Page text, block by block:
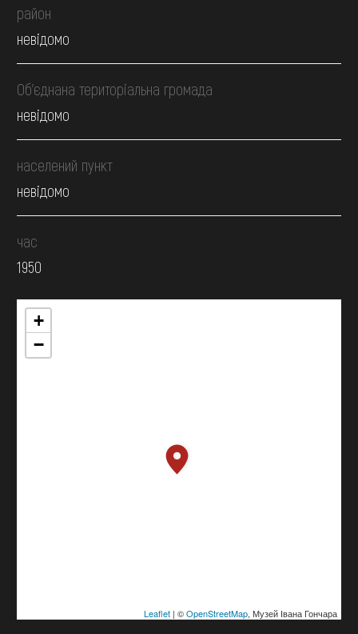
район
невідомо
Об’єднана територіальна громада
невідомо
населений пункт
невідомо
час
1950
+
−
Leaflet| ©OpenStreetMap, Музей Івана Гончара